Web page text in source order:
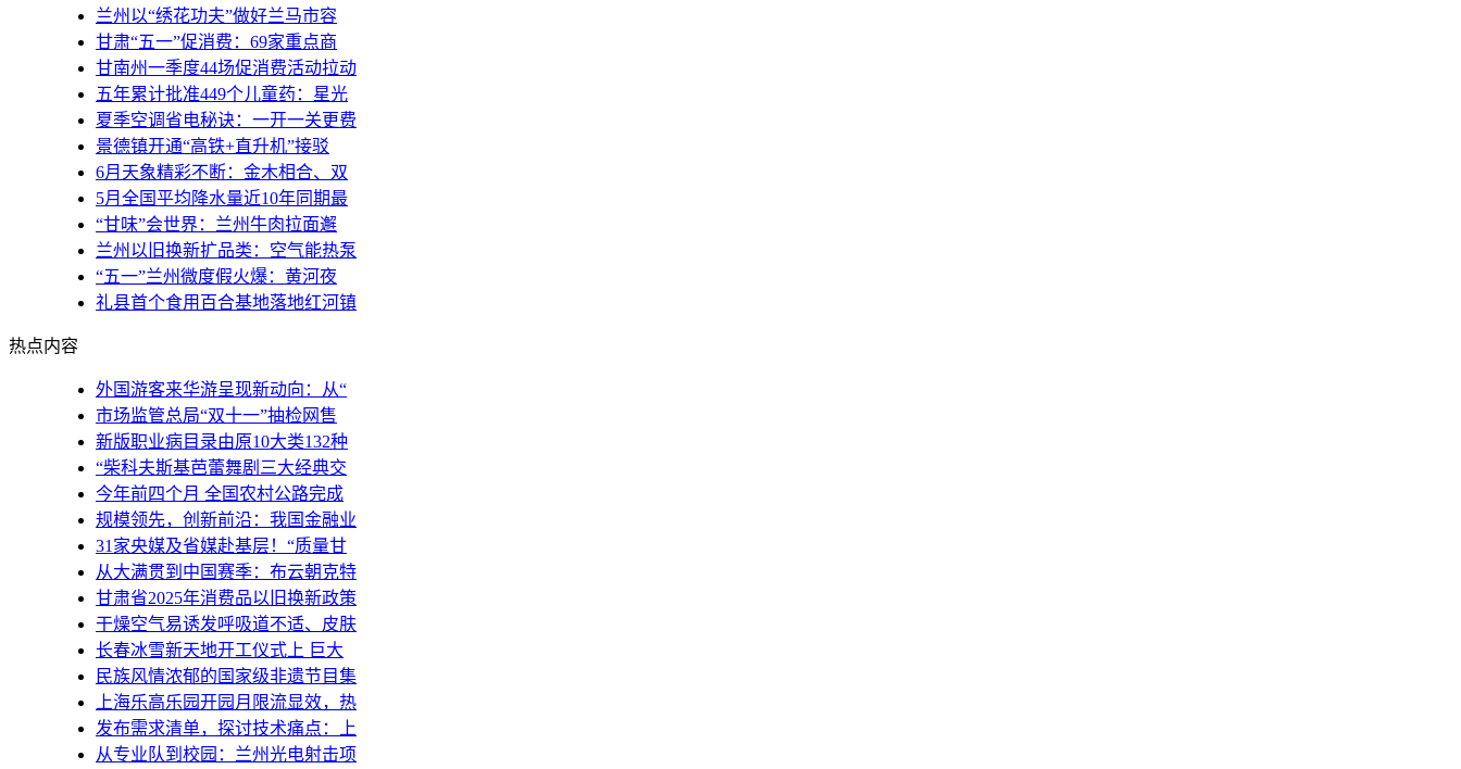
兰州以“绣花功夫”做好兰马市容
甘肃“五一”促消费：69家重点商
甘南州一季度44场促消费活动拉动
五年累计批准449个儿童药：星光
夏季空调省电秘诀：一开一关更费
景德镇开通“高铁+直升机”接驳
6月天象精彩不断：金木相合、双
5月全国平均降水量近10年同期最
“甘味”会世界：兰州牛肉拉面邂
兰州以旧换新扩品类：空气能热泵
“五一”兰州微度假火爆：黄河夜
礼县首个食用百合基地落地红河镇
热点内容
外国游客来华游呈现新动向：从“
市场监管总局“双十一”抽检网售
新版职业病目录由原10大类132种
“柴科夫斯基芭蕾舞剧三大经典交
今年前四个月 全国农村公路完成
规模领先，创新前沿：我国金融业
31家央媒及省媒赴基层！“质量甘
从大满贯到中国赛季：布云朝克特
甘肃省2025年消费品以旧换新政策
干燥空气易诱发呼吸道不适、皮肤
长春冰雪新天地开工仪式上 巨大
民族风情浓郁的国家级非遗节目集
上海乐高乐园开园月限流显效，热
发布需求清单，探讨技术痛点：上
从专业队到校园：兰州光电射击项